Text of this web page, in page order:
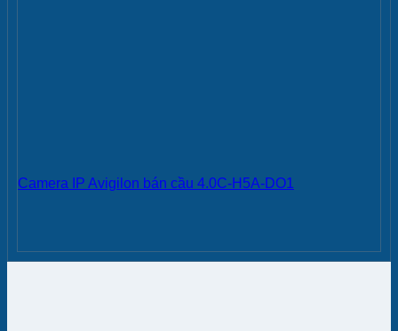
Camera IP Avigilon bán cầu 4.0C-H5A-DO1